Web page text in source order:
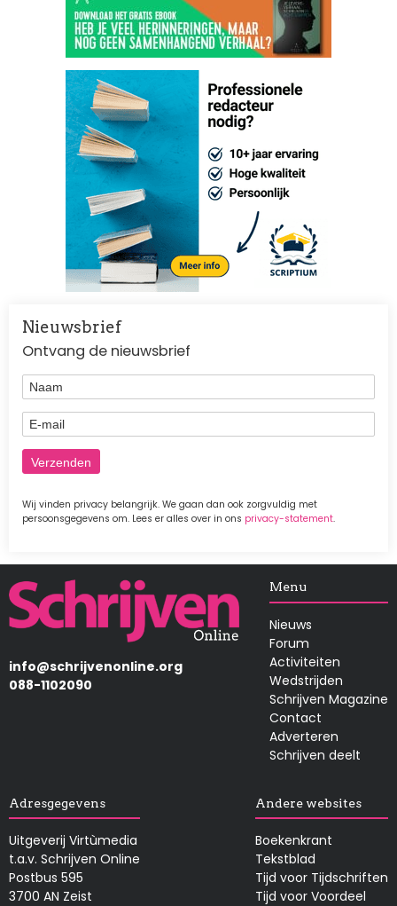
Nieuwsbrief
Ontvang de nieuwsbrief
Naam
E-mail
Wij vinden privacy belangrijk. We gaan dan ook zorgvuldig met
persoonsgegevens om. Lees er alles over in ons privacy-statement.
Afbeelding
info@schrijvenonline.org
088-1102090
Menu
Nieuws
Forum
Activiteiten
Wedstrijden
Schrijven Magazine
Contact
Adverteren
Schrijven deelt
Adresgegevens
Uitgeverij Virtùmedia
t.a.v. Schrijven Online
Postbus 595
3700 AN Zeist
Andere websites
Boekenkrant
Tekstblad
Tijd voor Tijdschriften
Tijd voor Voordeel